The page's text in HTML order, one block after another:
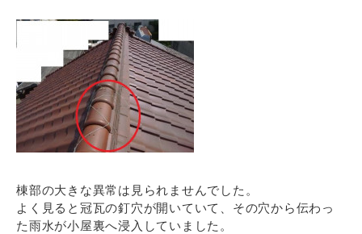
棟部の大きな異常は見られませんでした。
よく見ると冠瓦の釘穴が開いていて、その穴から伝わっ
た雨水が小屋裏へ浸入していました。